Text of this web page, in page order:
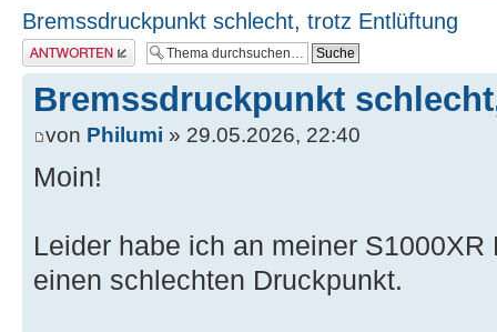
Bremssdruckpunkt schlecht, trotz Entlüftung
Antwort erstellen
Bremssdruckpunkt
von Philumi » 29.05.2026, 22:40
Moin!
Leider habe ich an meiner
einen schlechten Druckpunkt.